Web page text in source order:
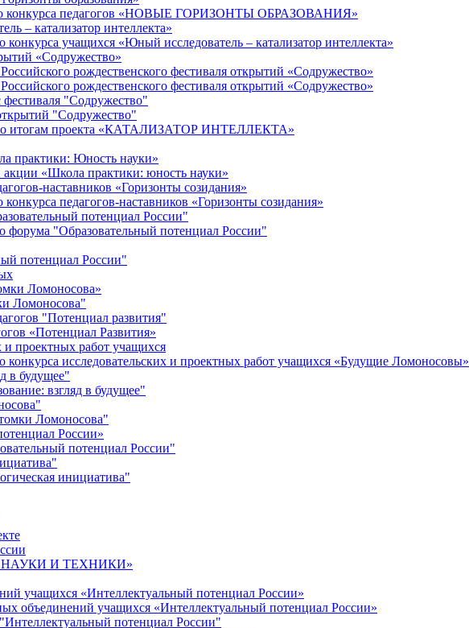
конкурса педагогов «НОВЫЕ ГОРИЗОНТЫ ОБРАЗОВАНИЯ»
– катализатор интеллекта»
конкурса учащихся «Юный исследователь – катализатор интеллекта»
«Содружество»
рождественского фестиваля открытий «Содружество»
рождественского фестиваля открытий «Содружество»
"Содружество"
"Содружество"
итогам проекта «КАТАЛИЗАТОР ИНТЕЛЛЕКТА»
практики: Юность науки»
акции «Школа практики: юность науки»
наставников «Горизонты созидания»
конкурса педагогов-наставников «Горизонты созидания»
потенциал России"
форума "Образовательный потенциал России"
потенциал России"
Ломоносова»
Ломоносова"
"Потенциал развития"
«Потенциал Развития»
и проектных работ учащихся
конкурса исследовательских и проектных работ учащихся «Будущие Ломоносовы»
в будущее"
взгляд в будущее"
Ломоносова"
России»
потенциал России"
инициатива"
И ТЕХНИКИ»
учащихся «Интеллектуальный потенциал России»
объединений учащихся «Интеллектуальный потенциал России»
потенциал России"